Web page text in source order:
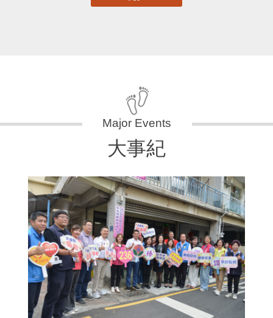
大事紀